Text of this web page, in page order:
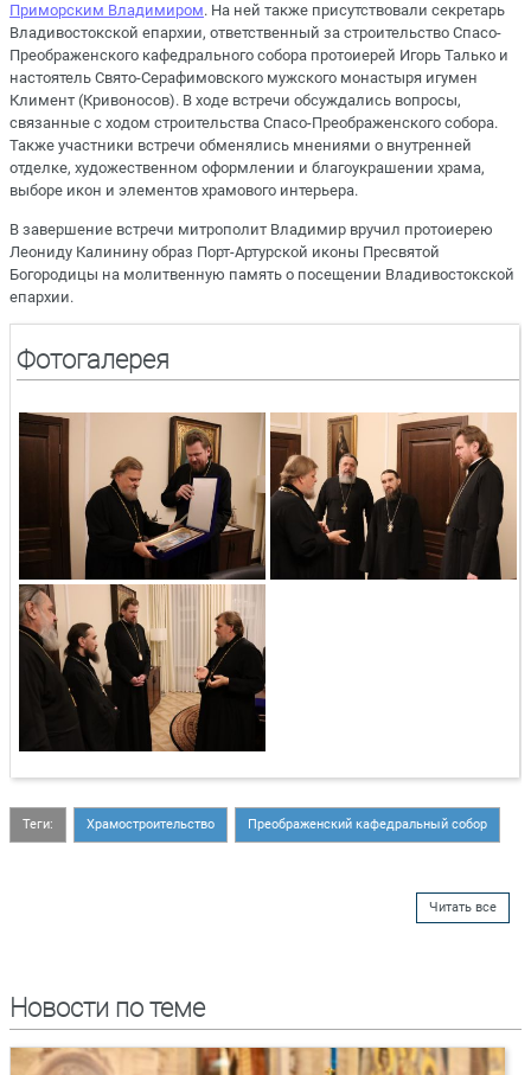
Приморским Владимиром. На ней также присутствовали секретарь
Владивостокской епархии, ответственный за строительство Спасо-
Преображенского кафедрального собора протоиерей Игорь Талько и
настоятель Свято-Серафимовского мужского монастыря игумен
Климент (Кривоносов). В ходе встречи обсуждались вопросы,
связанные с ходом строительства Спасо-Преображенского собора.
Также участники встречи обменялись мнениями о внутренней
отделке, художественном оформлении и благоукрашении храма,
выборе икон и элементов храмового интерьера.
В завершение встречи митрополит Владимир вручил протоиерею
Леониду Калинину образ Порт-Артурской иконы Пресвятой
Богородицы на молитвенную память о посещении Владивостокской
епархии.
Фотогалерея
Теги: Храмостроительство Преображенский кафедральный собор
Читать все
Новости по теме